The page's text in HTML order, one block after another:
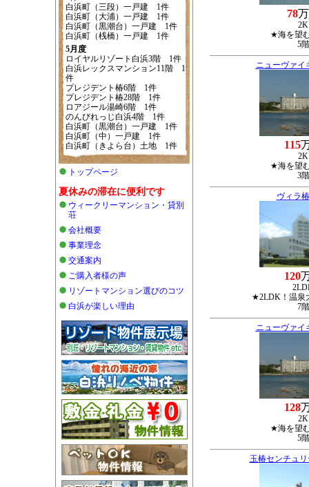
78
2K
★海を望
5階
ニューヴァイ
115
2K
★海を望
3階
ヴィラ
120
★2LDK！温泉
7階
ニューヴァイ
128
2K
★海を望
5階
玉椿センチュ
白浜町（三段）一戸建 1件
白浜町（大浦）一戸建 1件
白浜町（黒潮台）一戸建 1件
白浜町（桟橋）一戸建 1件
5月度
ロイヤルリゾート白浜3階 1件
白浜レックスマンション11階 1
件
プレジデント椿6階 1件
プレジデント椿28階 1件
ロアジール湯崎6階 1件
のんびれっじ白浜4階 1件
白浜町（黒潮台）一戸建 1件
白浜町（中）一戸建 1件
白浜町（きよら台）土地 1件
トップページ
夏休みの滞在に便利です
ウィークリーマンション・貸別
荘
会社概要
事業理念
交通案内
ご購入者様の声
リゾートマンション選びのコツ
白浜が楽しい理由